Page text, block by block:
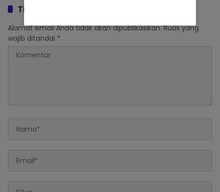
Tinggalkan Balasan
Alamat email Anda tidak akan dipublikasikan. Ruas yang
wajib ditandai *